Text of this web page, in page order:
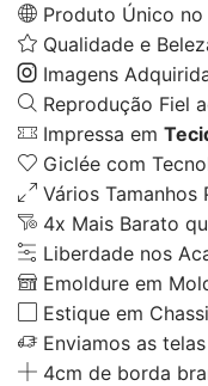
Produto Único no
Qualidade e
Imagens
Reprodução Fiel
Impressa em
Giclée com
Vários Tamanhos
4x Mais Barato
Liberdade nos
Emoldure em
Estique em
Enviamos as
4cm de borda